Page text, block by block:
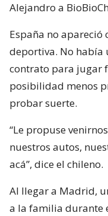
Alejandro a
España no
deportiva. No había
contrato para jugar
posibilidad menos
probar suerte.
“Le propuse
nuestros autos,
acá”, dice el chileno.
Al llegar a Madrid,
a la familia durante